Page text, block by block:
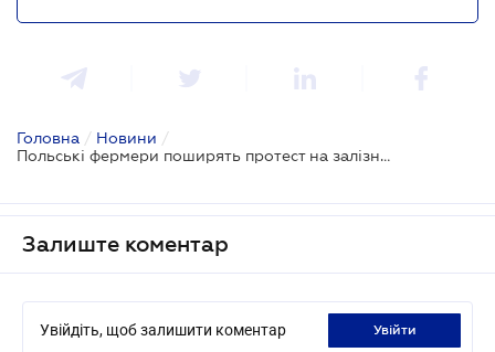
Головна / Новини /
Польські фермери поширять протест на залізницю
Залиште коментар
Увійдіть, щоб залишити коментар увійти